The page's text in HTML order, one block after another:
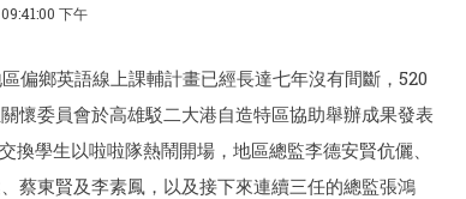
下午
偏鄉英語線上課輔計畫已經長達七年沒有間斷，520
懷委員會於高雄駁二大港自造特區協助舉辦成果發表
換學生以啦啦隊熱鬧開場，地區總監李德安賢伉儷、
蔡東賢及李素鳳，以及接下來連續三任的總監張鴻